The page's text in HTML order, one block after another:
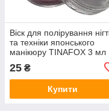
Віск для полірування
та техніки японського
манікюру TINAFOX 3 мл
25 ₴
Купити